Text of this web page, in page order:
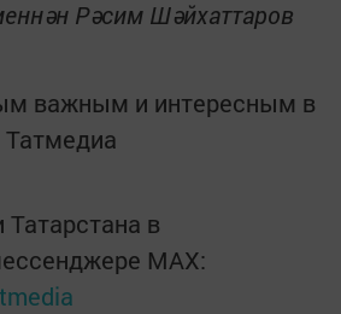
Рәсим Шәйхаттаров
важным и интересным в
Татмедиа
Татарстана в
MАХ: